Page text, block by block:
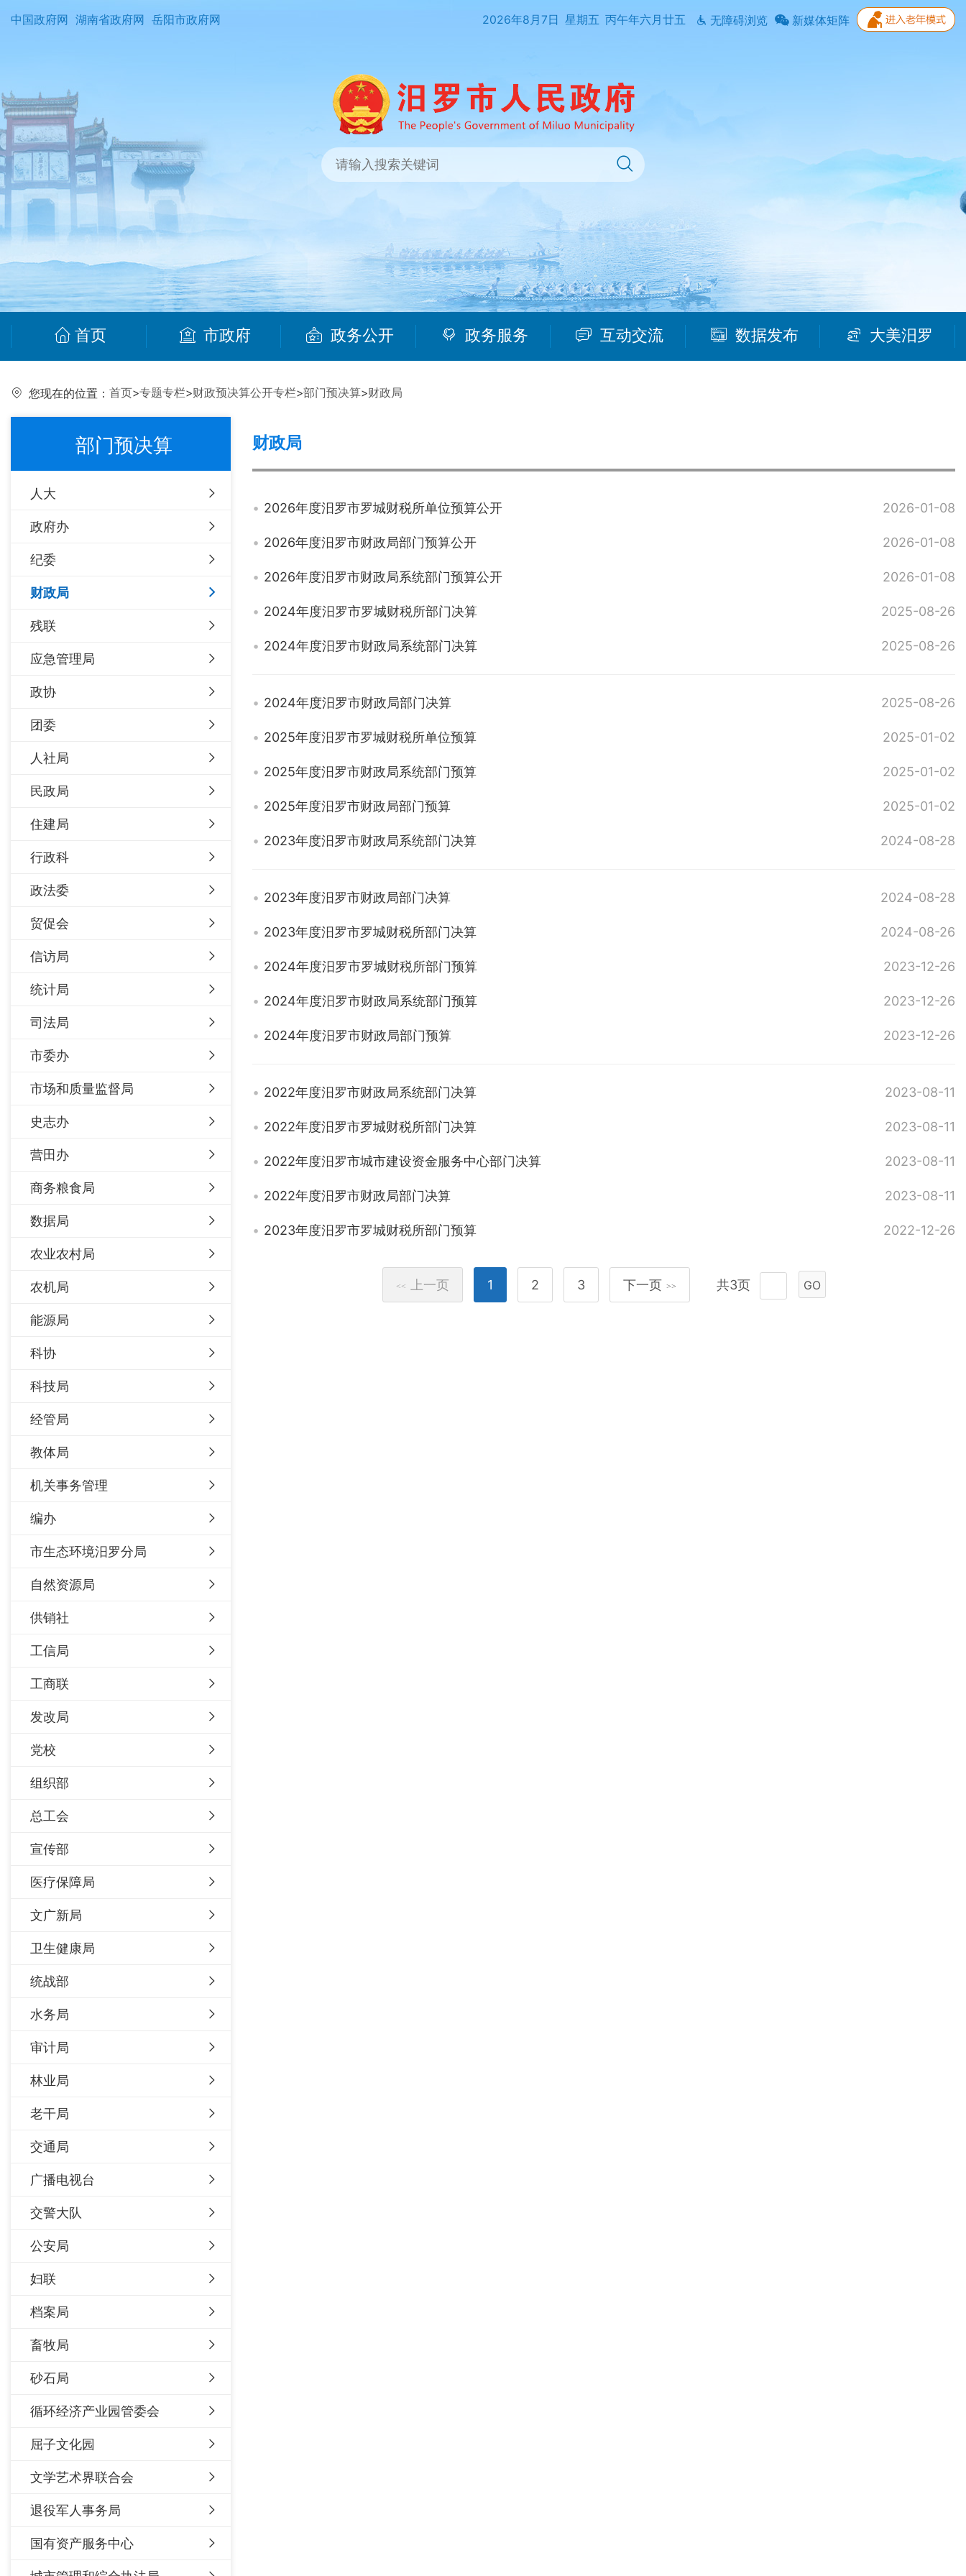
中国政府网 湖南省政府网 岳阳市政府网 2026年8月7日 星期五 丙午年六月廿五 无障碍浏览 新媒体矩阵
首页 市政府 政务公开 政务服务 互动交流 数据发布 大美汨罗
您现在的位置： 首页>专题专栏>财政预决算公开专栏>部门预决算>财政局
部门预决算
人大
政府办
纪委
财政局
残联
应急管理局
政协
团委
人社局
民政局
住建局
行政科
政法委
贸促会
信访局
统计局
司法局
市委办
市场和质量监督局
史志办
营田办
商务粮食局
数据局
农业农村局
农机局
能源局
科协
科技局
经管局
教体局
机关事务管理
编办
市生态环境汨罗分局
自然资源局
供销社
工信局
工商联
发改局
党校
组织部
总工会
宣传部
医疗保障局
文广新局
卫生健康局
统战部
水务局
审计局
林业局
老干局
交通局
广播电视台
交警大队
公安局
妇联
档案局
畜牧局
砂石局
循环经济产业园管委会
屈子文化园
文学艺术界联合会
退役军人事务局
国有资产服务中心
财政局
2026年度汨罗市罗城财税所单位预算公开 2026-01-08
2026年度汨罗市财政局部门预算公开 2026-01-08
2026年度汨罗市财政局系统部门预算公开 2026-01-08
2024年度汨罗市罗城财税所部门决算 2025-08-26
2024年度汨罗市财政局系统部门决算 2025-08-26
2024年度汨罗市财政局部门决算 2025-08-26
2025年度汨罗市罗城财税所单位预算 2025-01-02
2025年度汨罗市财政局系统部门预算 2025-01-02
2025年度汨罗市财政局部门预算 2025-01-02
2023年度汨罗市财政局系统部门决算 2024-08-28
2023年度汨罗市财政局部门决算 2024-08-28
2023年度汨罗市罗城财税所部门决算 2024-08-26
2024年度汨罗市罗城财税所部门预算 2023-12-26
2024年度汨罗市财政局系统部门预算 2023-12-26
2024年度汨罗市财政局部门预算 2023-12-26
2022年度汨罗市财政局系统部门决算 2023-08-11
2022年度汨罗市罗城财税所部门决算 2023-08-11
2022年度汨罗市城市建设资金服务中心部门决算 2023-08-11
2022年度汨罗市财政局部门决算 2023-08-11
2023年度汨罗市罗城财税所部门预算 2022-12-26
<< 上一页 1 2 3 下一页 >> 共3页 GO